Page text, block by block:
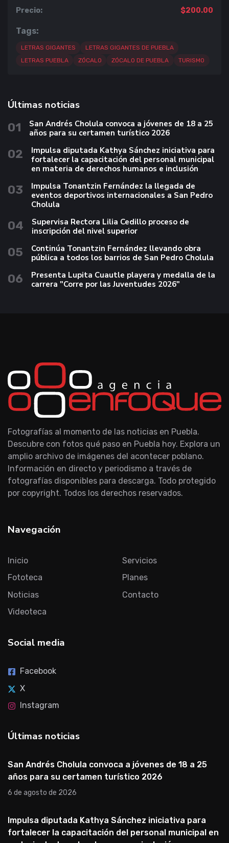
Precio: $200.00
Tags:
LETRAS GIGANTES
LETRAS GIGANTES DE PUEBLA
LETRAS PUEBLA
ZÓCALO ZÓCALO DE PUEBLA TURISMO
Últimas noticias
01
San Andrés Cholula convoca a jóvenes de 18 a 25
años para su certamen turístico 2026
02
Impulsa diputada Kathya Sánchez iniciativa para
fortalecer la capacitación del personal municipal
en materia de derechos humanos e inclusión
03
Impulsa Tonantzin Fernández la llegada de
eventos deportivos internacionales a San Pedro
Cholula
04
Supervisa Rectora Lilia Cedillo proceso de
inscripción del nivel superior
05
Continúa Tonantzin Fernández llevando obra
pública a todos los barrios de San Pedro Cholula
06
Presenta Lupita Cuautle playera y medalla de la
carrera "Corre por las Juventudes 2026"
Fotografías al momento de las noticias en Puebla.
Descubre con fotos qué paso en Puebla hoy. Explora un
amplio archivo de imágenes del acontecer poblano.
Información en directo y periodismo a través de
fotografías disponibles para descarga. Todo protegido
por copyright. Todos los derechos reservados.
Navegación
Inicio
Fototeca
Noticias
Videoteca
Servicios
Planes
Contacto
Social media
Facebook
X
Instagram
Últimas noticias
San Andrés Cholula convoca a jóvenes de 18 a 25
años para su certamen turístico 2026
6 de agosto de 2026
Impulsa diputada Kathya Sánchez iniciativa para
fortalecer la capacitación del personal municipal en